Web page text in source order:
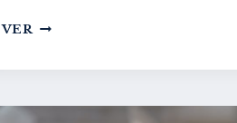
VER ABORTO